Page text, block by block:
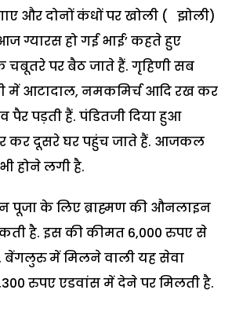
और दोनों कंधों पर खोली ( झोली)
ग्यारस हो गई भाई’ कहते हुए
पर बैठ जाते हैं. गृहिणी सब
में आटादाल, नमकमिर्च आदि रख कर
पैर पड़ती हैं. पंडितजी दिया हुआ
कर दूसरे घर पहुंच जाते हैं. आजकल
होने लगी है.
पूजा के लिए ब्राह्मण की औनलाइन
है. इस की कीमत 6,000 रुपए से
बेंगलुरु में मिलने वाली यह सेवा
रुपए एडवांस में देने पर मिलती है.